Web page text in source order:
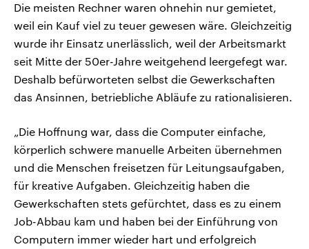
Die meisten Rechner waren ohnehin nur gemietet,
weil ein Kauf viel zu teuer gewesen wäre. Gleichzeitig
wurde ihr Einsatz unerlässlich, weil der Arbeitsmarkt
seit Mitte der 50er-Jahre weitgehend leergefegt war.
Deshalb befürworteten selbst die Gewerkschaften
das Ansinnen, betriebliche Abläufe zu rationalisieren.
„Die Hoffnung war, dass die Computer einfache,
körperlich schwere manuelle Arbeiten übernehmen
und die Menschen freisetzen für Leitungsaufgaben,
für kreative Aufgaben. Gleichzeitig haben die
Gewerkschaften stets gefürchtet, dass es zu einem
Job-Abbau kam und haben bei der Einführung von
Computern immer wieder hart und erfolgreich